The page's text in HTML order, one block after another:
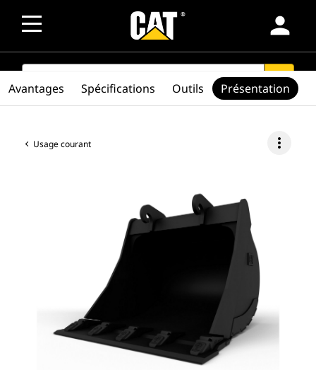
person
SEARCH search
Usage courant more_vert
Avantages Spécifications Outils Présentation